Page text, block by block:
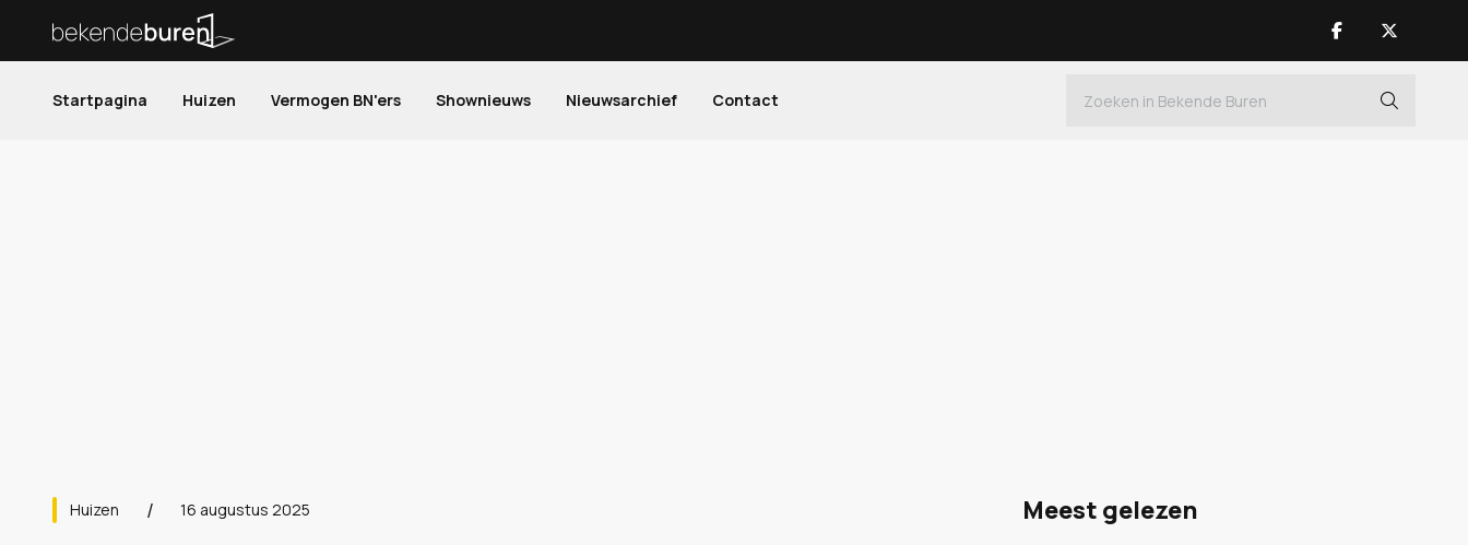
Startpagina Huizen Vermogen BN'ers Shownieuws Nieuwsarchief Contact
Huizen 16 augustus 2025 Meest gelezen